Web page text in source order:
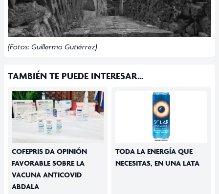
(Fotos: Guillermo Gutiérrez)
TAMBIÉN TE PUEDE INTERESAR...
COFEPRIS DA OPINIÓN
FAVORABLE SOBRE LA
VACUNA ANTICOVID
ABDALA
TODA LA ENERGÍA QUE
NECESITAS, EN UNA LATA